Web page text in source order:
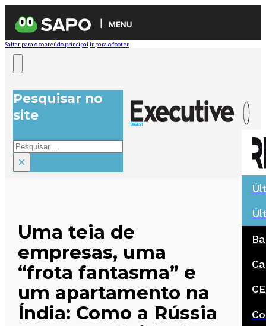
MENU
Saltar para o conteúdo principal Ir para o footer
Pesquisar no
site
Pesquisar
×
Uma teia de
empresas, uma
“frota fantasma” e
um apartamento na
Índia: Como a Rússia